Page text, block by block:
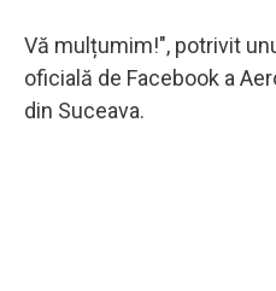
Vă mulțumim!", potrivit
oficială de Facebook a
din Suceava.